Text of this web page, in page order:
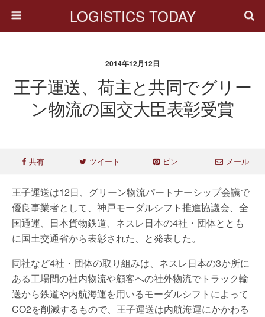
LOGISTICS TODAY
2014年12月12日
王子運送、荷主と共同でグリー
ン物流の国交大臣表彰受賞
共有 ツイート ピン メール
王子運送は12日、グリーン物流パートナーシップ会議で
優良事業者として、神戸モーダルシフト推進協議会、全
国通運、日本貨物鉄道、ネスレ日本の4社・団体ととも
に国土交通省から表彰された、と発表した。
同社など4社・団体の取り組みは、ネスレ日本の3か所に
ある工場間の社内物流や顧客への社外物流でトラック輸
送から鉄道や内航海運を用いるモーダルシフトによって
CO2を削減するもので、王子運送は内航海運にかかわる